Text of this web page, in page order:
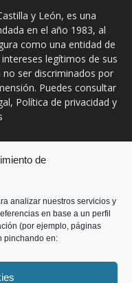
de
analizar nuestros servicios y
en base a un perfil
(por ejemplo, páginas
pinchando en:
y León, es una
en el año 1983, al
como una entidad de
legítimos de sus
ser discriminados por
Puedes consultar
Política de privacidad y